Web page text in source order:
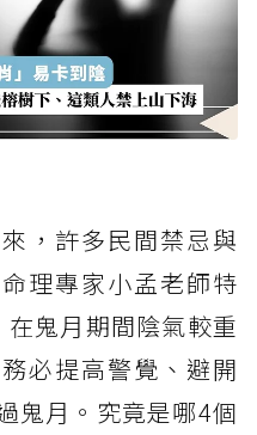
，許多民間禁忌與
理專家小孟老師特
鬼月期間陰氣較重
必提高警覺、避開
鬼月。究竟是哪4個